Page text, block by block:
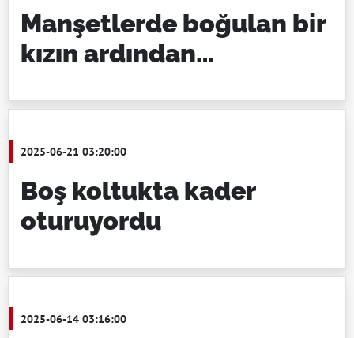
Manşetlerde boğulan bir
kızın ardından…
2025-06-21 03:20:00
Boş koltukta kader
oturuyordu
2025-06-14 03:16:00